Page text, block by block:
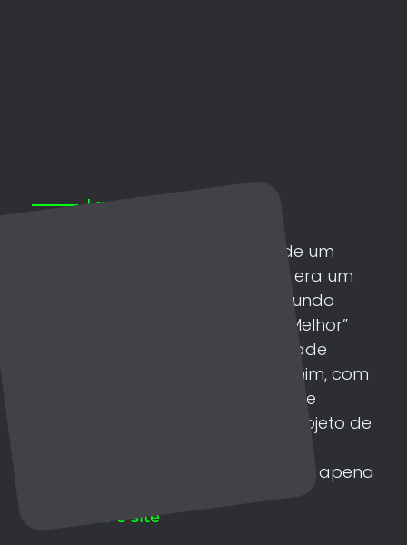
Landing Page
Este projeto foi criado a partir de um
projeto feito anteriormente que era um
sonho do escritor e coach Raimundo
Sousa. O projeto “Venda Mais E Melhor”
desenvolvido a partir de Identidade
Visual também elaborada por mim, com
cores que passam tranquilidade e
confiança para o usuário. Este projeto de
lançamento de info-produto. Vale apena
Acessar o site